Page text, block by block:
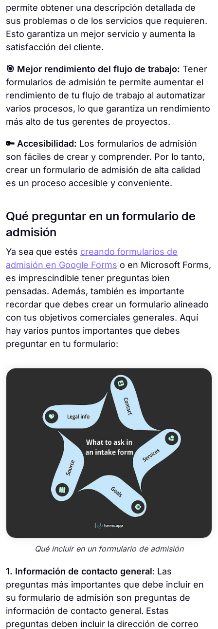
permite obtener una descripción detallada de
sus problemas o de los servicios que requieren.
Esto garantiza un mejor servicio y aumenta la
satisfacción del cliente.
🎯 Mejor rendimiento del flujo de trabajo: Tener
formularios de admisión te permite aumentar el
rendimiento de tu flujo de trabajo al automatizar
varios procesos, lo que garantiza un rendimiento
más alto de tus gerentes de proyectos.
🔑 Accesibilidad: Los formularios de admisión
son fáciles de crear y comprender. Por lo tanto,
crear un formulario de admisión de alta calidad
es un proceso accesible y conveniente.
Qué preguntar en un formulario de
admisión
Ya sea que estés creando formularios de
admisión en Google Forms o en Microsoft Forms,
es imprescindible tener preguntas bien
pensadas. Además, también es importante
recordar que debes crear un formulario alineado
con tus objetivos comerciales generales. Aquí
hay varios puntos importantes que debes
preguntar en tu formulario:
Qué incluir en un formulario de admisión
1. Información de contacto general: Las
preguntas más importantes que debe incluir en
su formulario de admisión son preguntas de
información de contacto general. Estas
preguntas deben incluir la dirección de correo